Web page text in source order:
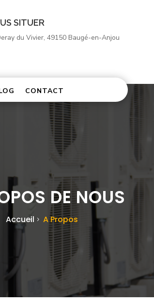
SITUER
du Vivier, 49150 Baugé-en-Anjou
CONTACT
DE NOUS
Accueil A Propos